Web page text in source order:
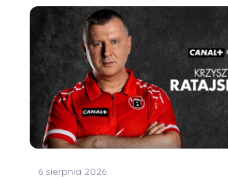
6 sierpnia 2026